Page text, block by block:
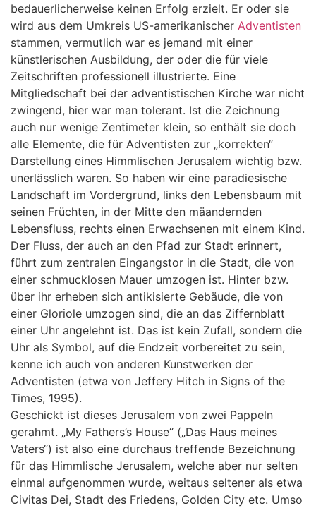
bedauerlicherweise keinen Erfolg erzielt. Er oder sie
wird aus dem Umkreis US-amerikanischer Adventisten
stammen, vermutlich war es jemand mit einer
künstlerischen Ausbildung, der oder die für viele
Zeitschriften professionell illustrierte. Eine
Mitgliedschaft bei der adventistischen Kirche war nicht
zwingend, hier war man tolerant. Ist die Zeichnung
auch nur wenige Zentimeter klein, so enthält sie doch
alle Elemente, die für Adventisten zur „korrekten“
Darstellung eines Himmlischen Jerusalem wichtig bzw.
unerlässlich waren. So haben wir eine paradiesische
Landschaft im Vordergrund, links den Lebensbaum mit
seinen Früchten, in der Mitte den mäandernden
Lebensfluss, rechts einen Erwachsenen mit einem Kind.
Der Fluss, der auch an den Pfad zur Stadt erinnert,
führt zum zentralen Eingangstor in die Stadt, die von
einer schmucklosen Mauer umzogen ist. Hinter bzw.
über ihr erheben sich antikisierte Gebäude, die von
einer Gloriole umzogen sind, die an das Ziffernblatt
einer Uhr angelehnt ist. Das ist kein Zufall, sondern die
Uhr als Symbol, auf die Endzeit vorbereitet zu sein,
kenne ich auch von anderen Kunstwerken der
Adventisten (etwa von Jeffery Hitch in Signs of the
Times, 1995).
Geschickt ist dieses Jerusalem von zwei Pappeln
gerahmt. „My Fathers’s House“ („Das Haus meines
Vaters“) ist also eine durchaus treffende Bezeichnung
für das Himmlische Jerusalem, welche aber nur selten
einmal aufgenommen wurde, weitaus seltener als etwa
Civitas Dei, Stadt des Friedens, Golden City etc. Umso